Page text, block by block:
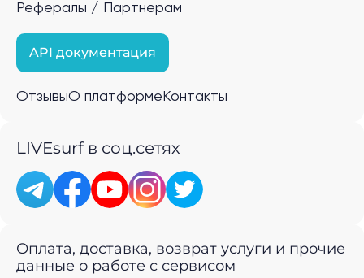
Рефералы / Партнерам
API документация
ОтзывыО платформе Контакты
LIVEsurf в соц.сетях
Оплата, доставка, возврат услуги и прочие
данные о работе с сервисом